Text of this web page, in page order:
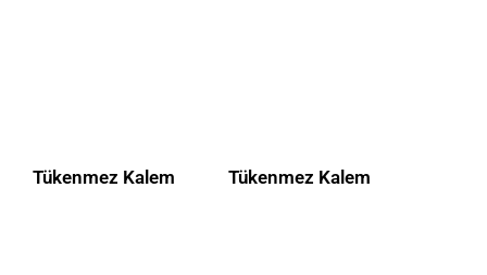
Tükenmez Kalem Tükenmez Kalem